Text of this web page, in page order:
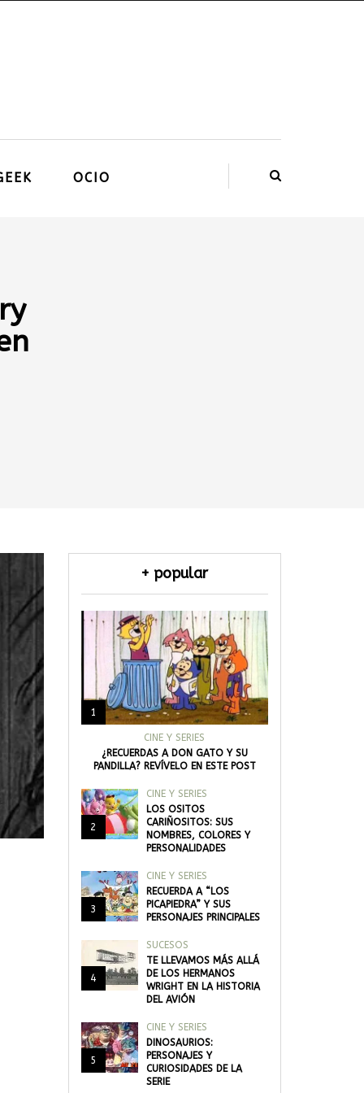
OCIO
+ popular
1
CINE Y SERIES
¿RECUERDAS A DON GATO Y SU
PANDILLA? REVÍVELO EN ESTE POST
2
CINE Y SERIES
LOS OSITOS
CARIÑOSITOS: SUS
NOMBRES, COLORES Y
PERSONALIDADES
3
CINE Y SERIES
RECUERDA A “LOS
PICAPIEDRA” Y SUS
PERSONAJES PRINCIPALES
4
SUCESOS
TE LLEVAMOS MÁS ALLÁ
DE LOS HERMANOS
WRIGHT EN LA HISTORIA
DEL AVIÓN
5
CINE Y SERIES
DINOSAURIOS:
PERSONAJES Y
CURIOSIDADES DE LA
SERIE